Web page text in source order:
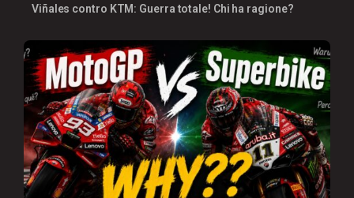
Viñales contro KTM: Guerra totale! Chi ha ragione?